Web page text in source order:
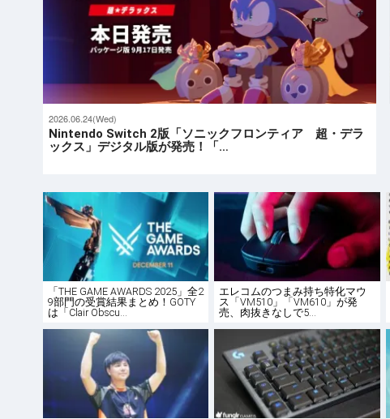
2026.06.24(Wed)
Nintendo Switch 2版「ソニックフロンティア 超・デラ
ックス」デジタル版が発売！「…
「THE GAME AWARDS 2025」全2
9部門の受賞結果まとめ！GOTY
は「Clair Obscu…
エレコムのつまみ持ち特化マウ
ス「VM510」「VM610」が発
売、肉抜きなしで5…